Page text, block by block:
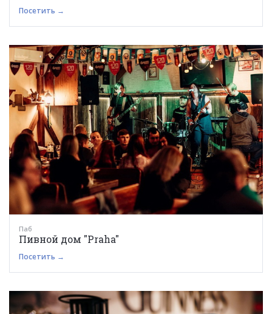
Посетить →
Паб
Пивной дом "Praha"
Посетить →